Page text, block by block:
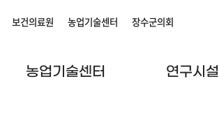
보건의료원 농업기술센터 장수군의회
농업기술센터 연구시설